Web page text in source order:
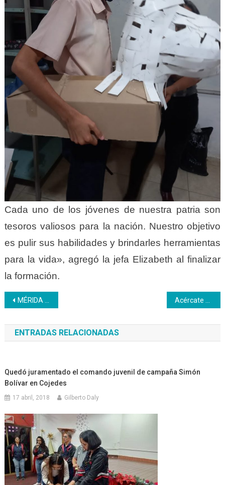
Cada uno de los jóvenes de nuestra patria son
tesoros valiosos para la nación. Nuestro objetivo
es pulir sus habilidades y brindarles herramientas
para la vida», agregó la jefa Elizabeth al finalizar
la formación.
Navegación
de
entradas
MÉRIDA | Estudiantes de la formación Amasador de Pan formalizan su inscripción en el CFS Eliézer Otaiza
ENTRADAS RELACIONADAS
Quedó juramentado el comando juvenil de campaña Simón
Bolívar en Cojedes
17 abril, 2018 Gilberto Daly